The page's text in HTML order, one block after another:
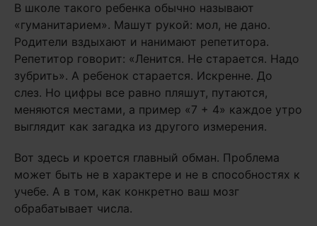
В школе такого ребенка обычно называют
«гуманитарием». Машут рукой: мол, не дано.
Родители вздыхают и нанимают репетитора.
Репетитор говорит: «Ленится. Не старается. Надо
зубрить». А ребенок старается. Искренне. До
слез. Но цифры все равно пляшут, путаются,
меняются местами, а пример «7 + 4» каждое утро
выглядит как загадка из другого измерения.
Вот здесь и кроется главный обман. Проблема
может быть не в характере и не в способностях к
учебе. А в том, как конкретно ваш мозг
обрабатывает числа.